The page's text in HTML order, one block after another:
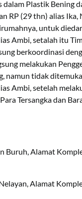
dalam Plastik Bening
RP (29 thn) alias
untuk
Ambi, setalah itu
berkoordinasi
melakukan
namun tidak
Ambi, setelah
Tersangka dan
Buruh, Alamat
Alamat